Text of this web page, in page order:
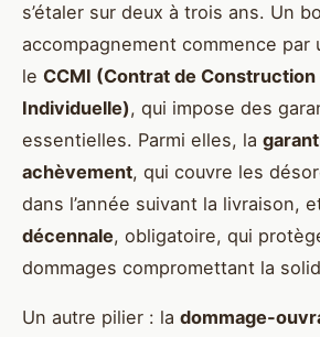
s’étaler sur deux à trois ans. Un
accompagnement commence par
le CCMI (Contrat de Construction
Individuelle), qui impose des
essentielles. Parmi elles, la
achèvement, qui couvre les
dans l’année suivant la livraison,
décennale, obligatoire, qui
dommages compromettant la
Un autre pilier : la dommage-